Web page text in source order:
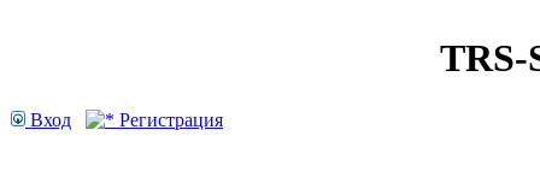
TRS-
Вход Регистрация